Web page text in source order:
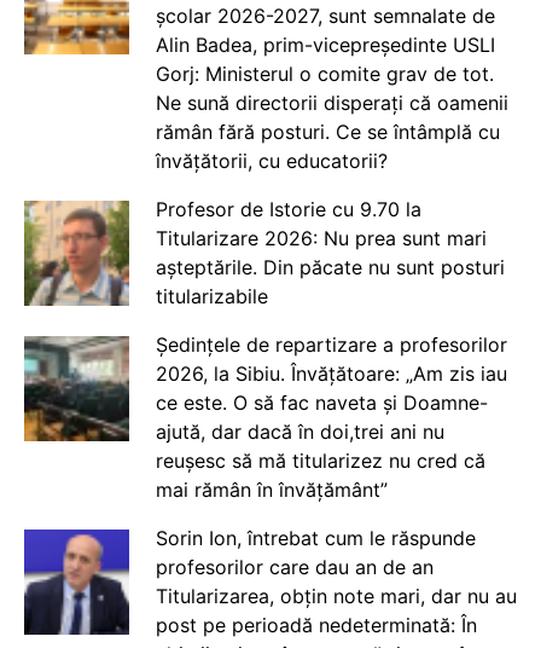
școlar 2026-2027, sunt semnalate de
Alin Badea, prim-vicepreședinte USLI
Gorj: Ministerul o comite grav de tot.
Ne sună directorii disperați că oamenii
rămân fără posturi. Ce se întâmplă cu
învățătorii, cu educatorii?
Profesor de Istorie cu 9.70 la
Titularizare 2026: Nu prea sunt mari
așteptările. Din păcate nu sunt posturi
titularizabile
Ședințele de repartizare a profesorilor
2026, la Sibiu. Învățătoare: „Am zis iau
ce este. O să fac naveta și Doamne-
ajută, dar dacă în doi,trei ani nu
reușesc să mă titularizez nu cred că
mai rămân în învățământ”
Sorin Ion, întrebat cum le răspunde
profesorilor care dau an de an
Titularizarea, obțin note mari, dar nu au
post pe perioadă nedeterminată: În